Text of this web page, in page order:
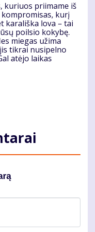
kuriuos priimame iš
kurį
karališka lova – tai
poilsio kokybę.
miegas užima
tikrai nusipelno
atėjo laikas